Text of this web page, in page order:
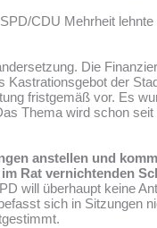
CDU Mehrheit lehnte
Die
Kastrationsgebot der
fristgemäß vor. Es
Thema wird schon seit
anstellen und
Rat vernichtenden
will überhaupt keine
sich in Sitzungen